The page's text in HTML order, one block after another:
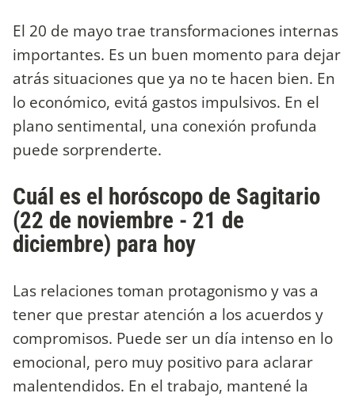
El 20 de mayo trae transformaciones internas
importantes. Es un buen momento para dejar
atrás situaciones que ya no te hacen bien. En
lo económico, evitá gastos impulsivos. En el
plano sentimental, una conexión profunda
puede sorprenderte.
Cuál es el horóscopo de Sagitario
(22 de noviembre - 21 de
diciembre) para hoy
Las relaciones toman protagonismo y vas a
tener que prestar atención a los acuerdos y
compromisos. Puede ser un día intenso en lo
emocional, pero muy positivo para aclarar
malentendidos. En el trabajo, mantené la